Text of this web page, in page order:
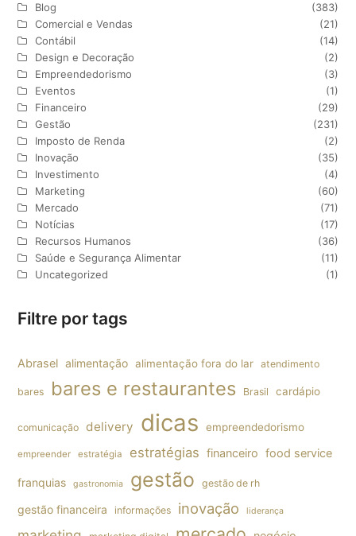
Blog
(383)
Comercial e Vendas
(21)
Contábil
(14)
Design e Decoração
(2)
Empreendedorismo
(3)
Eventos
(1)
Financeiro
(29)
Gestão
(231)
Imposto de Renda
(2)
Inovação
(35)
Investimento
(4)
Marketing
(60)
Mercado
(71)
Notícias
(17)
Recursos Humanos
(36)
Saúde e Segurança Alimentar
(11)
Uncategorized
(1)
Filtre por tags
Abrasel alimentação alimentação fora do lar atendimento
bares bares e restaurantes Brasil cardápio
comunicação delivery dicas empreendedorismo
empreender estratégia estratégias financeiro food service
franquias gastronomia gestão gestão de rh
gestão financeira informações inovação liderança